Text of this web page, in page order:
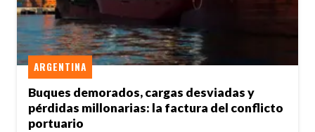
Buques demorados, cargas desviadas y
pérdidas millonarias: la factura del conflicto
portuario
ARGENTINA